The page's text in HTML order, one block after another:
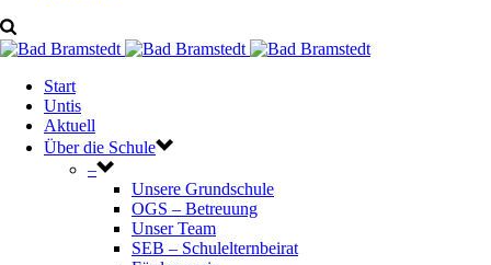
Start
Untis
Aktuell
Über die Schule
–
Unsere Grundschule
OGS – Betreuung
Unser Team
SEB – Schulelternbeirat